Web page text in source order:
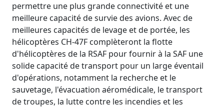
permettre une plus grande connectivité et une
meilleure capacité de survie des avions. Avec de
meilleures capacités de levage et de portée, les
hélicoptères CH-47F complèteront la flotte
d'hélicoptères de la RSAF pour fournir à la SAF une
solide capacité de transport pour un large éventail
d'opérations, notamment la recherche et le
sauvetage, l'évacuation aéromédicale, le transport
de troupes, la lutte contre les incendies et les